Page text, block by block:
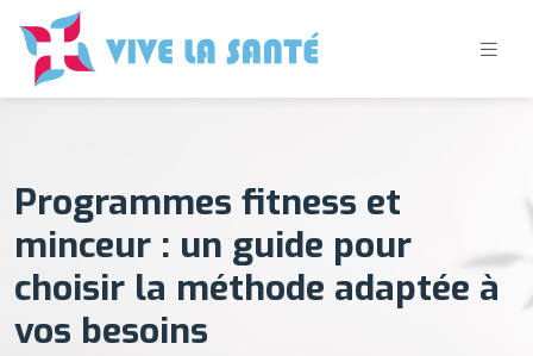
Programmes fitness et
minceur : un guide pour
choisir la méthode adaptée à
vos besoins